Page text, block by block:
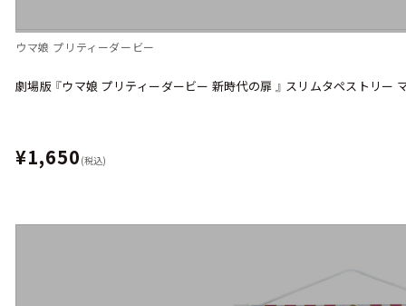
ウマ娘 プリティーダービー
劇場版 『ウマ娘 プリティーダービー 新時代の扉 』 スリムタペストリー
¥1,650 (税込)